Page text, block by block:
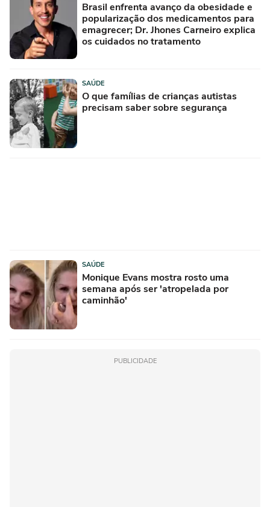
Brasil enfrenta avanço da obesidade e
popularização dos medicamentos para
emagrecer; Dr. Jhones Carneiro explica
os cuidados no tratamento
SAÚDE
O que famílias de crianças autistas
precisam saber sobre segurança
SAÚDE
Monique Evans mostra rosto uma
semana após ser 'atropelada por
caminhão'
PUBLICIDADE